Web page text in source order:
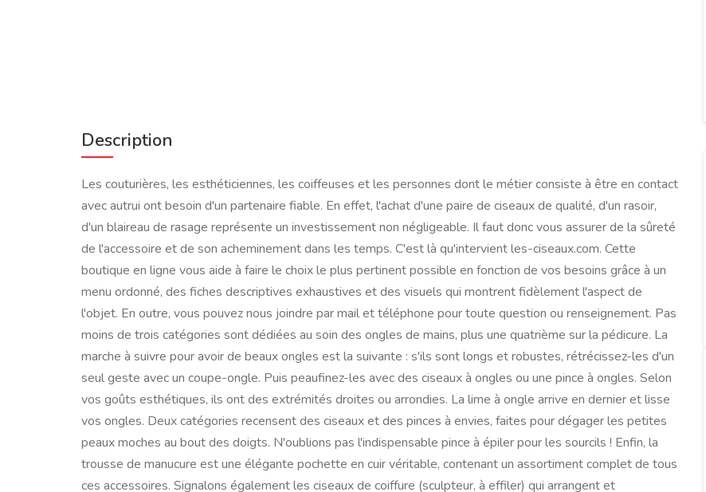
Description
Les couturières, les esthéticiennes, les coiffeuses et les personnes dont le métier consiste à être en contact
avec autrui ont besoin d'un partenaire fiable. En effet, l'achat d'une paire de ciseaux de qualité, d'un rasoir,
d'un blaireau de rasage représente un investissement non négligeable. Il faut donc vous assurer de la sûreté
de l'accessoire et de son acheminement dans les temps. C'est là qu'intervient les-ciseaux.com. Cette
boutique en ligne vous aide à faire le choix le plus pertinent possible en fonction de vos besoins grâce à un
menu ordonné, des fiches descriptives exhaustives et des visuels qui montrent fidèlement l'aspect de
l'objet. En outre, vous pouvez nous joindre par mail et téléphone pour toute question ou renseignement. Pas
moins de trois catégories sont dédiées au soin des ongles de mains, plus une quatrième sur la pédicure. La
marche à suivre pour avoir de beaux ongles est la suivante : s'ils sont longs et robustes, rétrécissez-les d'un
seul geste avec un coupe-ongle. Puis peaufinez-les avec des ciseaux à ongles ou une pince à ongles. Selon
vos goûts esthétiques, ils ont des extrémités droites ou arrondies. La lime à ongle arrive en dernier et lisse
vos ongles. Deux catégories recensent des ciseaux et des pinces à envies, faites pour dégager les petites
peaux moches au bout des doigts. N'oublions pas l'indispensable pince à épiler pour les sourcils ! Enfin, la
trousse de manucure est une élégante pochette en cuir véritable, contenant un assortiment complet de tous
ces accessoires. Signalons également les ciseaux de coiffure (sculpteur, à effiler) qui arrangent et